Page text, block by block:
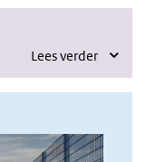
Lees verder